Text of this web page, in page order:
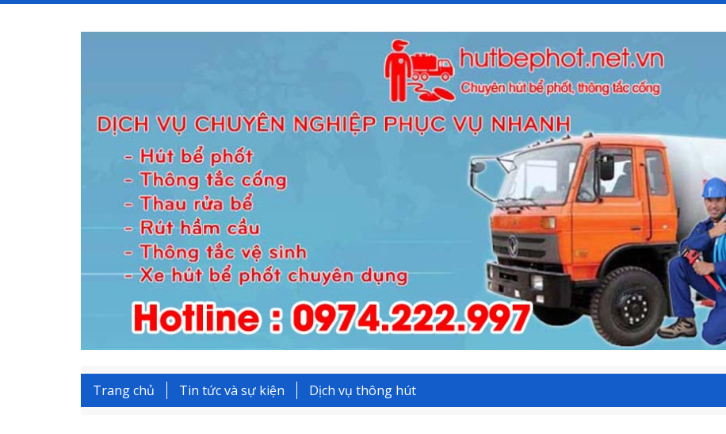
Trang chủ Tin tức và sự kiện Dịch vụ thông hút